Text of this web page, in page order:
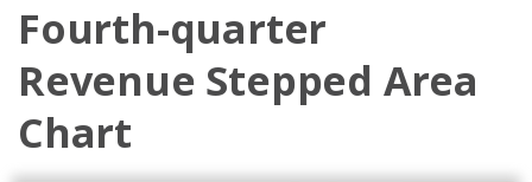
Fourth-quarter
Revenue Stepped Area
Chart